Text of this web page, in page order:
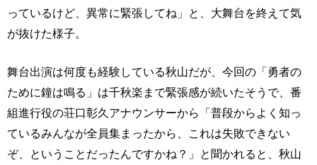
っているけど、異常に緊張してね」と、大舞台を終えて気
が抜けた様子。
舞台出演は何度も経験している秋山だが、今回の「勇者の
ために鐘は鳴る」は千秋楽まで緊張感が続いたそうで、番
組進行役の荘口彰久アナウンサーから「普段からよく知っ
ているみんなが全員集まったから、これは失敗できない
ぞ、ということだったんですかね？」と聞かれると、秋山